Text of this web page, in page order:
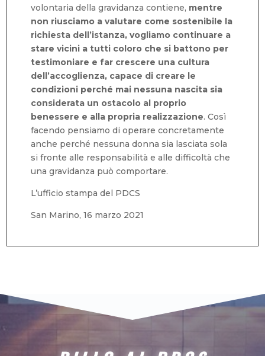
volontaria della gravidanza contiene, mentre
non riusciamo a valutare come sostenibile la
richiesta dell’istanza, vogliamo continuare a
stare vicini a tutti coloro che si battono per
testimoniare e far crescere una cultura
dell’accoglienza, capace di creare le
condizioni perché mai nessuna nascita sia
considerata un ostacolo al proprio
benessere e alla propria realizzazione. Così
facendo pensiamo di operare concretamente
anche perché nessuna donna sia lasciata sola
si fronte alle responsabilità e alle difficoltà che
una gravidanza può comportare.
L’ufficio stampa del PDCS
San Marino, 16 marzo 2021